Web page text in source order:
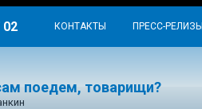
02 КОНТАКТЫ ПРЕСС-РЕЛИЗЫ
поедем, товарищи?